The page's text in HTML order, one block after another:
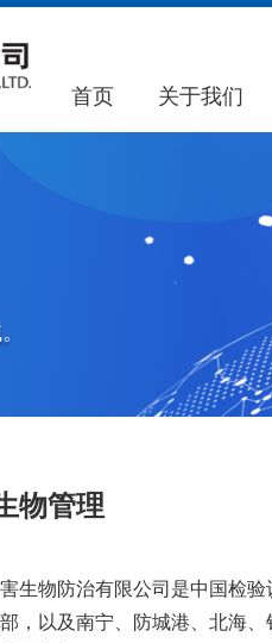
首页 关于我们
物管理
生物防治有限公司是中国检
，以及南宁、防城港、北海